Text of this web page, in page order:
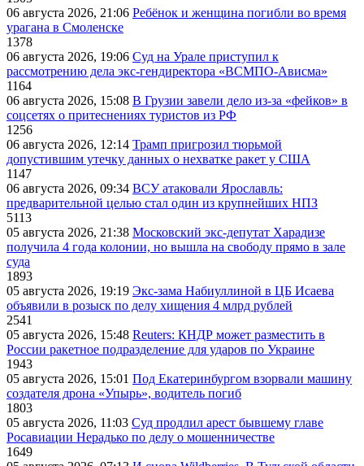
06 августа 2026, 21:06 Ребёнок и женщина погибли во время
урагана в Смоленске
1378
06 августа 2026, 19:06 Суд на Урале приступил к
рассмотрению дела экс-гендиректора «ВСМПО-Ависма»
1164
06 августа 2026, 15:08 В Грузии завели дело из-за «фейков» в
соцсетях о притеснениях туристов из РФ
1256
06 августа 2026, 12:14 Трамп пригрозил тюрьмой
допустившим утечку данных о нехватке ракет у США
1147
06 августа 2026, 09:34 ВСУ атаковали Ярославль:
предварительной целью стал один из крупнейших НПЗ
5113
05 августа 2026, 21:38 Московский экс-депутат Харадизе
получила 4 года колонии, но вышла на свободу прямо в зале
суда
1893
05 августа 2026, 19:19 Экс-зама Набиуллиной в ЦБ Исаева
объявили в розыск по делу хищения 4 млрд рублей
2541
05 августа 2026, 15:48 Reuters: КНДР может разместить в
России ракетное подразделение для ударов по Украине
1943
05 августа 2026, 15:01 Под Екатеринбургом взорвали машину
создателя дрона «Упырь», водитель погиб
1803
05 августа 2026, 11:03 Суд продлил арест бывшему главе
Росавиации Нерадько по делу о мошенничестве
1649